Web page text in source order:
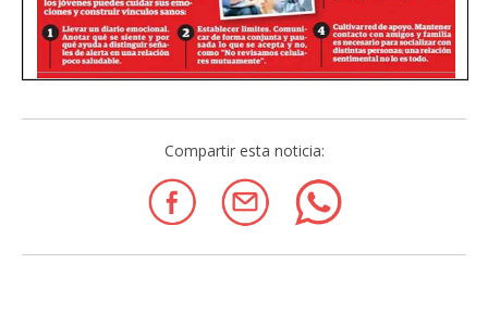
Compartir esta noticia: